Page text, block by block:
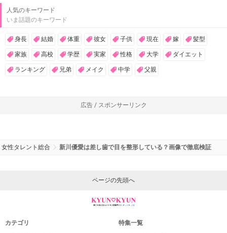
人気のキーワード
いま話題のキーワード
身長 結婚 体重 彼女 子供 現在 嫁 髪型
家族 高校 学歴 実家 性格 大学 ダイエット
ランキング 兄弟 メイク 中学 父親
広告 / スポンサーリンク
女性タレント総合 新川優愛は差し歯で目を整形している？画像で徹底検証
ページの先頭へ
カテゴリ 特集一覧